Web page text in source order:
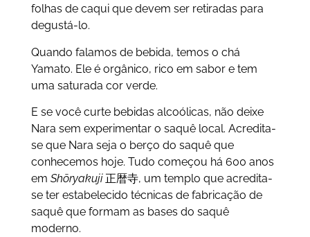
folhas de caqui que devem ser retiradas para
degustá-lo.
Quando falamos de bebida, temos o chá
Yamato. Ele é orgânico, rico em sabor e tem
uma saturada cor verde.
E se você curte bebidas alcoólicas, não deixe
Nara sem experimentar o saquê local. Acredita-
se que Nara seja o berço do saquê que
conhecemos hoje. Tudo começou há 600 anos
em Shōryakuji正暦寺, um templo que acredita-
se ter estabelecido técnicas de fabricação de
saquê que formam as bases do saquê
moderno.